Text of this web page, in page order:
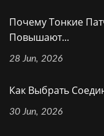
Почему Тонкие
Повышают...
28 Jun, 2026
Как Выбрать
30 Jun, 2026